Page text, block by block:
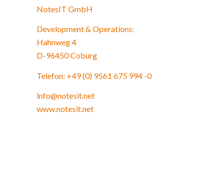
NotesIT GmbH
Development & Operations:
Hahnweg 4
D-96450 Coburg
Telefon: +49 (0) 9561 675 994 -0
info@notesit.net
www.notesit.net